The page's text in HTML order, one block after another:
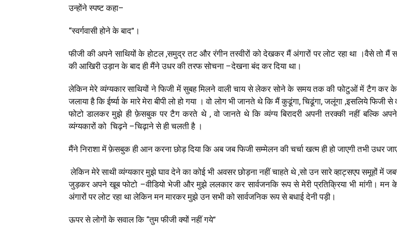
उन्होंने स्पष्ट कहा–
“स्वर्गवासी होने के बाद”।
फीजी की अपने साथियों के होटल ,समुद्र तट और रंगीन तस्वीरों को देखकर मैं अंगारों पर लोट रहा था ।वैसे तो मैं
की आखिरी उड़ान के बाद ही मैंने उधर की तरफ सोचना –देखना बंद कर दिया था।
लेकिन मेरे व्यंग्यकार साथियों ने फिजी में सुबह मिलने वाली चाय से लेकर सोने के समय तक की फोटुओं में टैग कर
जलाया है कि ईर्ष्या के मारे मेरा बीपी लो हो गया । वो लोग भी जानते थे कि मैं कुढूंगा,चिढूंगा,जलूंगा ,इसलिये फिजी से
फोटो डालकर मुझे ही फ़ेसबुक पर टैग करते थे ,वो जानते थे कि व्यंग्य बिरादरी अपनी तरक्की नहीं बल्कि
व्यंग्यकारों को चिढ़ने –चिढ़ाने से ही चलती है ।
मैंने निराशा में फ़ेसबुक ही आन करना छोड़ दिया कि अब जब फिजी सम्मेलन की चर्चा खत्म ही हो जाएगी तभी उधर
लेकिन मेरे साथी व्यंग्यकार मुझे घाव देने का कोई भी अवसर छोड़ना नहीं चाहते थे ,सो उन सारे व्हाट्सएप समूहों में
जुड़कर अपने खूब फोटो –वीडियो भेजी और मुझे ललकार कर सार्वजनकि रूप से मेरी प्रतिक्रिया भी मांगी। मन
अंगारों पर लोट रहा था लेकिन मन मारकर मुझे उन सभी को सार्वजनिक रूप से बधाई देनी पड़ी।
ऊपर से लोगों के सवाल कि “तुम फीजी क्यों नहीं गये”